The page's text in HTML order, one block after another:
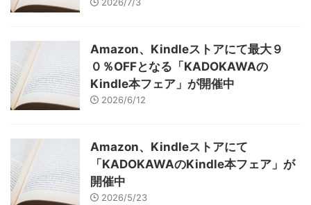
Amazon、Kindleストアにて最大９
０％OFFとなる「KADOKAWAの
Kindle本フェア」が開催中
2026/6/12
Amazon、Kindleストアにて
「KADOKAWAのKindle本フェア」が
開催中
2026/5/23